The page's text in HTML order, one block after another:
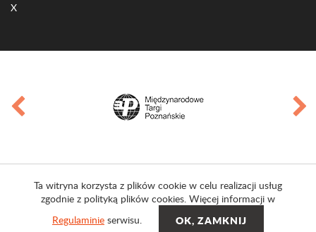
X
Ta witryna korzysta z plików cookie w celu realizacji usług
zgodnie z polityką plików cookies. Więcej informacji w
Regulaminie serwisu.